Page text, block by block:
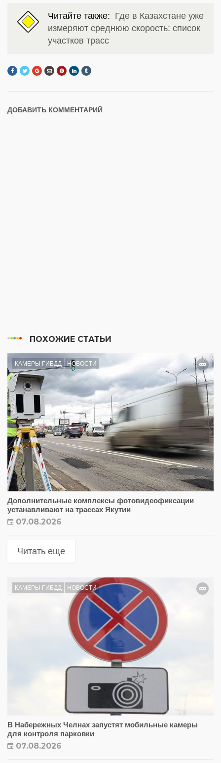
Читайте также: Где в Казахстане уже
измеряют среднюю скорость: список
участков трасс
ДОБАВИТЬ КОММЕНТАРИЙ
ПОХОЖИЕ СТАТЬИ
КАМЕРЫ ГИБДД НОВОСТИ
Дополнительные комплексы фотовидеофиксации
устанавливают на трассах Якутии
07.08.2026
Читать еще
КАМЕРЫ ГИБДД НОВОСТИ
В Набережных Челнах запустят мобильные камеры
для контроля парковки
07.08.2026